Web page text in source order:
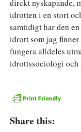
direkt nyskapande,
idrotten i en stort
samtidigt har den
idrott som jag
fungera alldeles
idrottssociologi och
Share this: